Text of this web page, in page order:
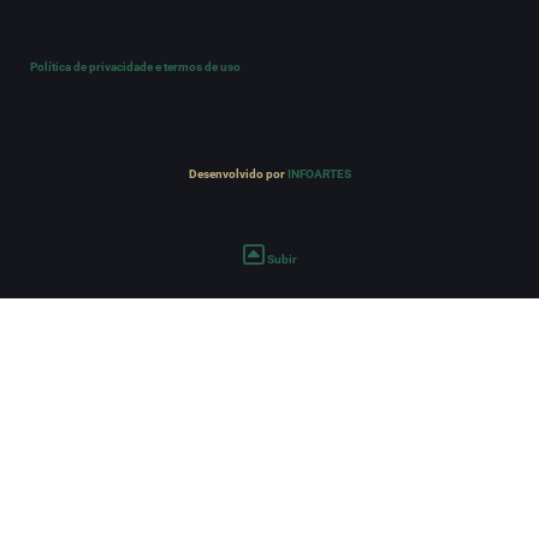
Política de privacidade e termos de uso
Desenvolvido por INFOARTES
Subir